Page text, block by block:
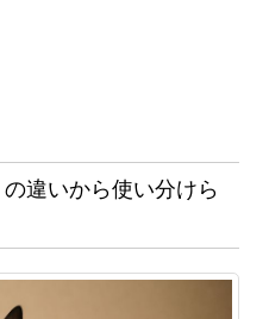
の違いから使い分けら